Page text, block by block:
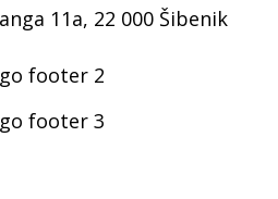
11a, 22 000 Šibenik